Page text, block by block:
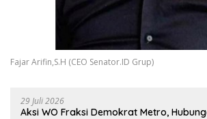
Fajar Arifin,S.H (CEO Senator.ID Grup)
29 Juli 2026
Aksi WO Fraksi Demokrat Metro,